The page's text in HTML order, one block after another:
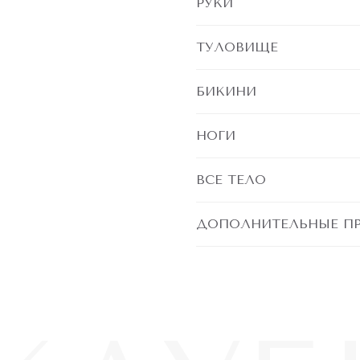
ТУЛОВИЩЕ
БИКИНИ
НОГИ
ВСЕ ТЕЛО
ДОПОЛНИТЕЛЬНЫЕ